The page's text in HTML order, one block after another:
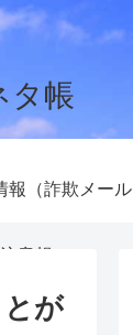
タ帳
報（詐欺メール
注意報）
が